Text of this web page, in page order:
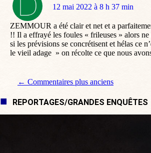
dit
12 mai 2022 à 8 h 37 min
ZEMMOUR a été clair et net et a
!! Il a effrayé les foules « frileuses » alors ne
si les prévisions se concrétisent et hélas ce
le vieil adage » on récolte ce que nous
Navigation de commentaire
← Commentaires plus anciens
REPORTAGES/GRANDES ENQUÊTES